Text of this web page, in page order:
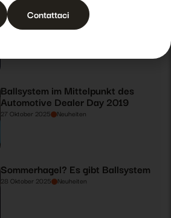
Ballsystem auf dem Automotive
Dealer Day 2019
Ballsystem im Mittelpunkt des
Automotive Dealer Day 2019
27 Oktober 2025 Neuheiten
Sommerhagel? Es gibt Ballsystem
28 Oktober 2025 Neuheiten
Contattaci